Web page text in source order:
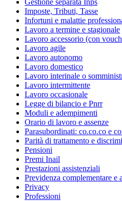
Imposte, Tributi, Tasse
Infortuni e malattie
Lavoro a termine e stagionale
Lavoro accessorio (con
Lavoro agile
Lavoro autonomo
Lavoro domestico
Lavoro interinale o
Lavoro intermittente
Lavoro occasionale
Legge di bilancio e Pnrr
Moduli e adempimenti
Orario di lavoro e assenze
Parasubordinati: co.co.co e
Parità di trattamento e
Pensioni
Premi Inail
Prestazioni assistenziali
Previdenza complementare e
Privacy
Professioni